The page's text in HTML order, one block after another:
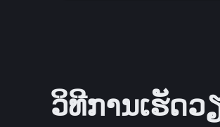
ວິທີການເຮັດວ